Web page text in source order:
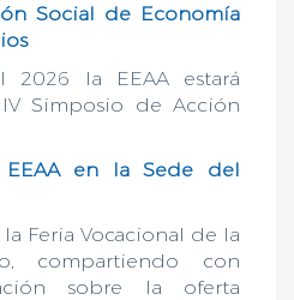
Social de Economía
la EEAA estará
Simposio de Acción
en la Sede del
Feria Vocacional de la
compartiendo con
sobre la oferta